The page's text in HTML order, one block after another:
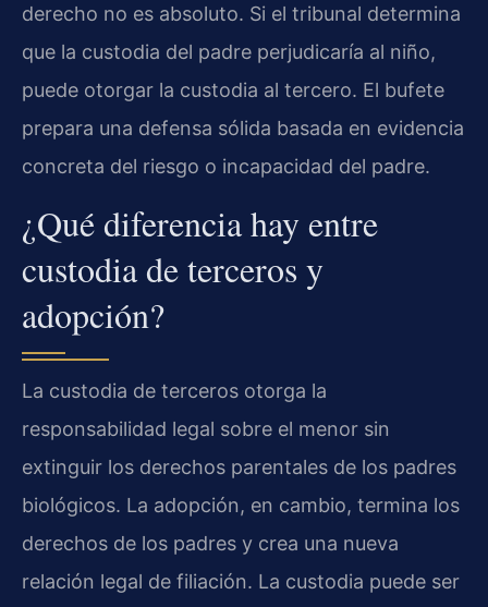
derecho no es absoluto. Si el tribunal determina
que la custodia del padre perjudicaría al niño,
puede otorgar la custodia al tercero. El bufete
prepara una defensa sólida basada en evidencia
concreta del riesgo o incapacidad del padre.
¿Qué diferencia hay entre
custodia de terceros y
adopción?
La custodia de terceros otorga la
responsabilidad legal sobre el menor sin
extinguir los derechos parentales de los padres
biológicos. La adopción, en cambio, termina los
derechos de los padres y crea una nueva
relación legal de filiación. La custodia puede ser